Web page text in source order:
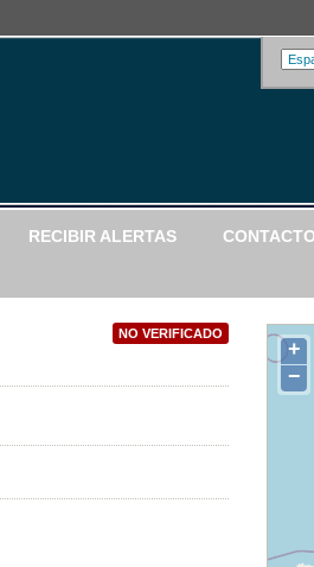
RECIBIR ALERTAS CONTACTO
NO VERIFICADO
+
−